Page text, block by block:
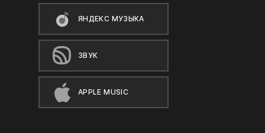
ЯНДЕКС МУЗЫКА
ЗВУК
APPLE MUSIC